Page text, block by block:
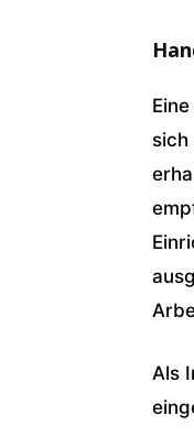
sich
Als